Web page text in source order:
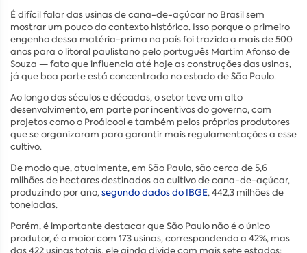
É difícil falar das usinas de cana-de-açúcar no Brasil sem
mostrar um pouco do contexto histórico. Isso porque o primeiro
engenho dessa matéria-prima no país foi trazido a mais de 500
anos para o litoral paulistano pelo português Martim Afonso de
Souza — fato que influencia até hoje as construções das usinas,
já que boa parte está concentrada no estado de São Paulo.
Ao longo dos séculos e décadas, o setor teve um alto
desenvolvimento, em parte por incentivos do governo, com
projetos como o Proálcool e também pelos próprios produtores
que se organizaram para garantir mais regulamentações a esse
cultivo.
De modo que, atualmente, em São Paulo, são cerca de 5,6
milhões de hectares destinados ao cultivo de cana-de-açúcar,
produzindo por ano,segundo dados do IBGE, 442,3 milhões de
toneladas.
Porém, é importante destacar que São Paulo não é o único
produtor, é o maior com 173 usinas, correspondendo a 42%, mas